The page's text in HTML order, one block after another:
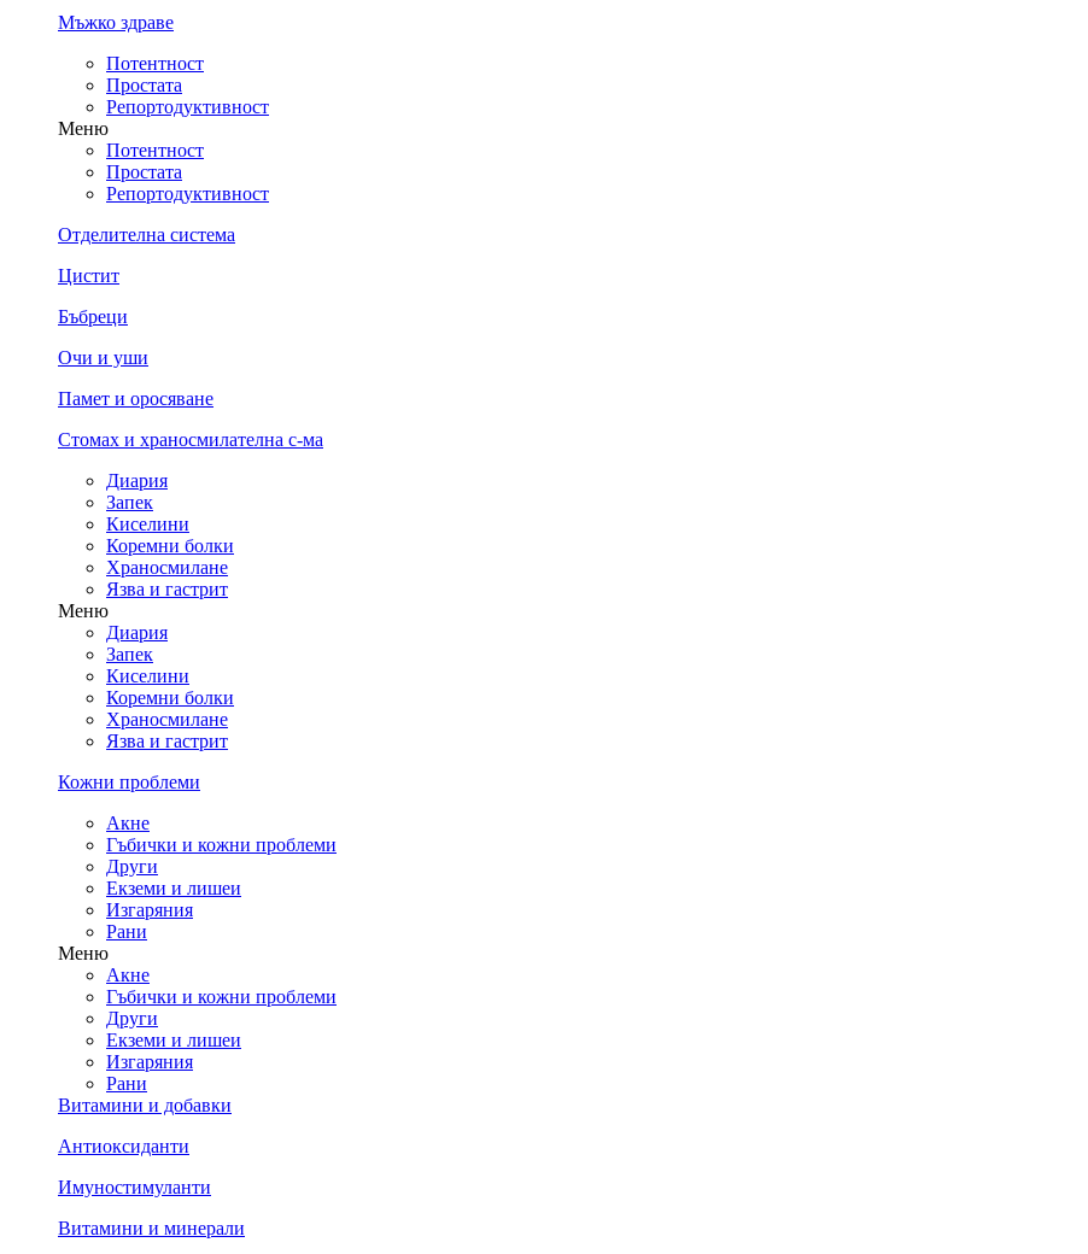
Мъжко здраве
Потентност
Простата
Репортодуктивност
Меню
Потентност
Простата
Репортодуктивност
Отделителна система
Цистит
Бъбреци
Очи и уши
Памет и оросяване
Стомах и храносмилателна с-ма
Диария
Запек
Киселини
Коремни болки
Храносмилане
Язва и гастрит
Меню
Диария
Запек
Киселини
Коремни болки
Храносмилане
Язва и гастрит
Кожни проблеми
Акне
Гъбички и кожни проблеми
Други
Екземи и лишеи
Изгаряния
Рани
Меню
Акне
Гъбички и кожни проблеми
Други
Екземи и лишеи
Изгаряния
Рани
Витамини и добавки
Антиоксиданти
Имуностимуланти
Витамини и минерали